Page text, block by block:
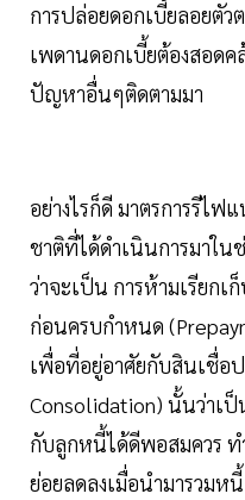
การปล่อยดอกเบี้ยลอยตัว
เพดานดอกเบี้ยต้องสอดค
ปัญหาอื่นๆติดตามมา
อย่างไรก็ดี มาตรการรีไ
ชาติที่ได้ดำเนินการมาใน
ว่าจะเป็น การห้ามเรียก
ก่อนครบกำหนด
เพื่อที่อยู่อาศัยกับสินเชื่อ
Consolidation) นั้นว่าเ
กับลูกหนี้ได้ดีพอสมควร ท
ย่อยลดลงเมื่อนำมารวม